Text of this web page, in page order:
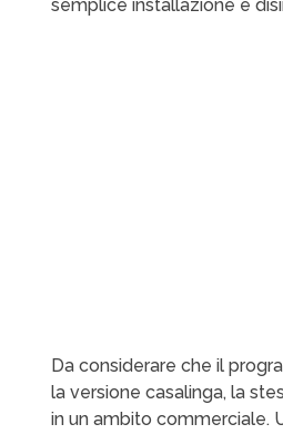
semplice installazione e
Da considerare che il
la versione casalinga, la
in un ambito commerciale.